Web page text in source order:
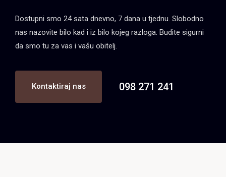
Dostupni smo 24 sata dnevno, 7 dana u tjednu. Slobodno
nas nazovite bilo kad i iz bilo kojeg razloga. Budite sigurni
da smo tu za vas i vašu obitelj.
Kontaktiraj nas 098 271 241